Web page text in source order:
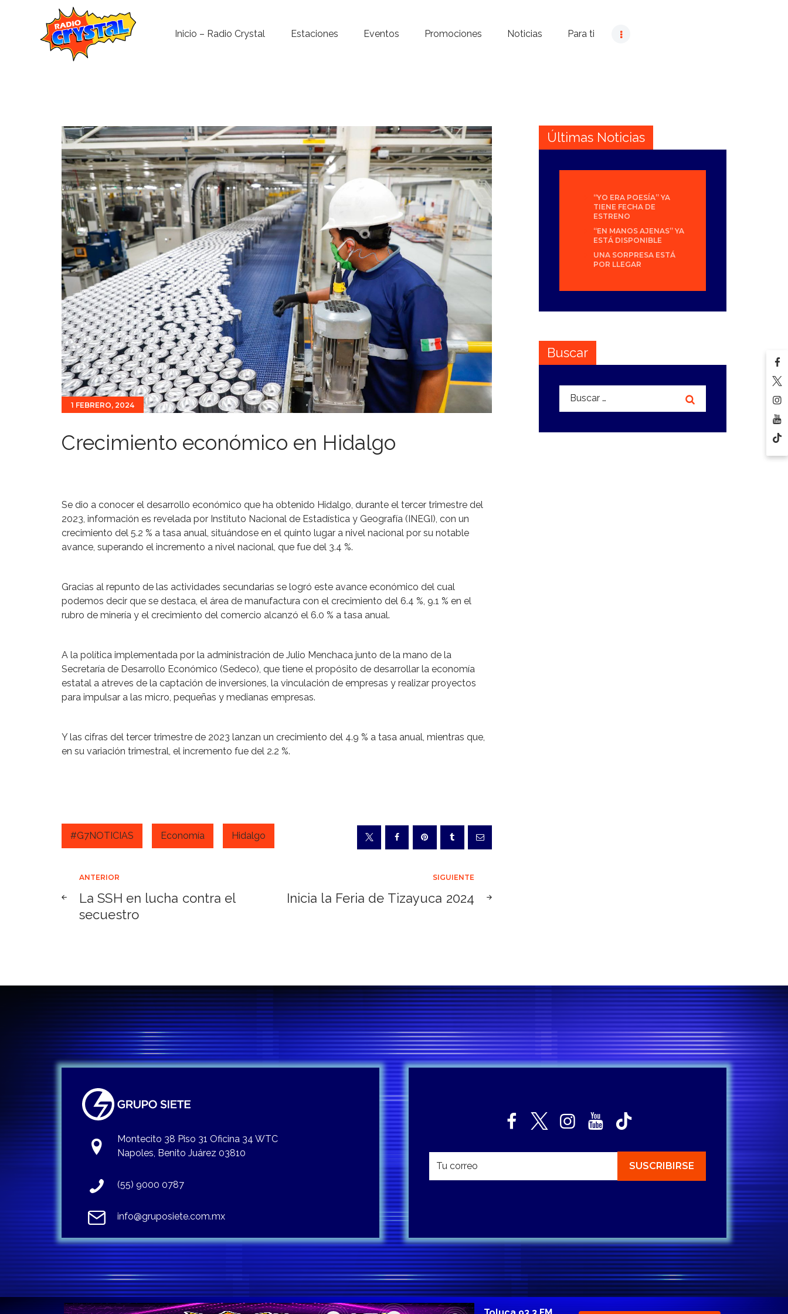
Inicio – Radio Crystal Estaciones Eventos Promociones Noticias Para ti
Noticias
Para ti
Contacto
1 FEBRERO, 2024
Crecimiento económico en Hidalgo
Se dio a conocer el desarrollo económico que ha obtenido Hidalgo, durante el tercer trimestre del
2023, información es revelada por Instituto Nacional de Estadística y Geografía (INEGI), con un
crecimiento del 5.2 % a tasa anual, situándose en el quinto lugar a nivel nacional por su notable
avance, superando el incremento a nivel nacional, que fue del 3.4 %.
Gracias al repunto de las actividades secundarias se logró este avance económico del cual
podemos decir que se destaca, el área de manufactura con el crecimiento del 6.4 %, 9.1 % en el
rubro de minería y el crecimiento del comercio alcanzó el 6.0 % a tasa anual.
A la política implementada por la administración de Julio Menchaca junto de la mano de la
Secretaría de Desarrollo Económico (Sedeco), que tiene el propósito de desarrollar la economía
estatal a atreves de la captación de inversiones, la vinculación de empresas y realizar proyectos
para impulsar a las micro, pequeñas y medianas empresas.
Y las cifras del tercer trimestre de 2023 lanzan un crecimiento del 4.9 % a tasa anual, mientras que,
en su variación trimestral, el incremento fue del 2.2 %.
#G7NOTICIAS Economía Hidalgo
Navegación
de
ANTERIOR
La SSH en lucha contra el
secuestro
SIGUIENTE
Inicia la Feria de Tizayuca 2024
Últimas Noticias
“YO ERA POESÍA” YA
TIENE FECHA DE
ESTRENO
“EN MANOS AJENAS” YA
ESTÁ DISPONIBLE
UNA SORPRESA ESTÁ
POR LLEGAR
Buscar
Buscar:
Montecito 38 Piso 31 Oficina 34 WTC
Napoles, Benito Juárez 03810
(55) 9000 0787
info@gruposiete.com.mx